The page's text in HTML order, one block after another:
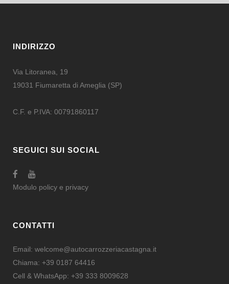
INDIRIZZO
Via Litoranea, 19
19031 Fiumaretta di Ameglia (SP)
C.F. e P.IVA: 00791860117
SEGUICI SUI SOCIAL
Modulo policy e privacy
CONTATTI
Email: welcome@autocarrozzeriacastagna.it
Chiama: +39 0187 64416
Cell & WhatsApp: +39 333 8009628